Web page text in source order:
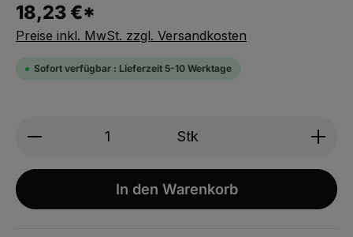
18,23 €*
Preise inkl. MwSt. zzgl. Versandkosten
Sofort verfügbar : Lieferzeit 5-10 Werktage
Produkt Anzahl: Gib den
Stk
In den Warenkorb